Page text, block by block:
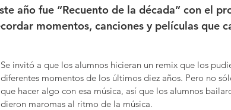
año fue “Recuento de la década” con el
momentos, canciones y películas que
Se invitó a que los alumnos hicieran un remix que los
diferentes momentos de los últimos diez años. Pero no
que hacer algo con esa música, así que los alumnos
dieron maromas al ritmo de la música.